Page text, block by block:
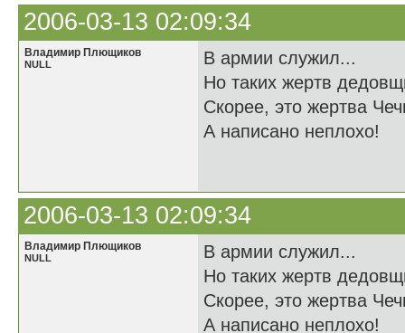
2006-03-13 02:09:34
Владимир Плющиков
NULL
В армии служил...
Но таких жертв
Скорее, это жертва
А написано неплохо!
2006-03-13 02:09:34
Владимир Плющиков
NULL
В армии служил...
Но таких жертв
Скорее, это жертва
А написано неплохо!